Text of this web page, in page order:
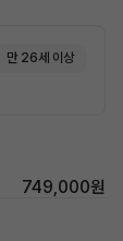
만 26세 이상
749,000원